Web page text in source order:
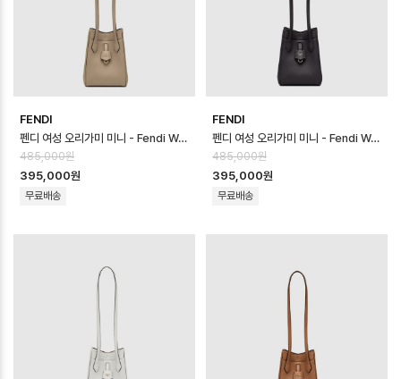
FENDI
펜디 여성 오리가미 미니 - Fendi Womens Origami Mini - feb170…
485,000원
395,000원
무료배송
FENDI
펜디 여성 오리가미 미니 - Fendi Womens Origami Mini - feb170…
485,000원
395,000원
무료배송